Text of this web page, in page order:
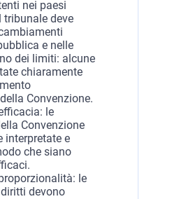
nei paesi
tribunale deve
e nelle
dei limiti: alcune
chiaramente
Convenzione.
le
Convenzione
interpretate e
che siano
le
devono